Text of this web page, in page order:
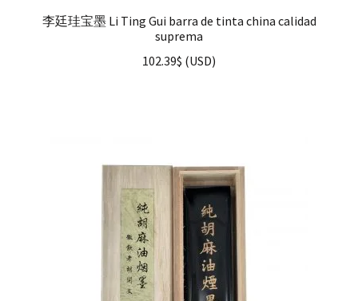
李廷珪宝墨 Li Ting Gui barra de tinta china calidad
suprema
102.39$ (USD)